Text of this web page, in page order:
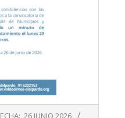
26 JUNIO 2026